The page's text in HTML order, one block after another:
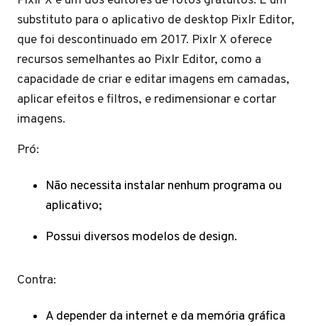
substituto para o aplicativo de desktop Pixlr Editor,
que foi descontinuado em 2017. Pixlr X oferece
recursos semelhantes ao Pixlr Editor, como a
capacidade de criar e editar imagens em camadas,
aplicar efeitos e filtros, e redimensionar e cortar
imagens.
Pró:
Não necessita instalar nenhum programa ou
aplicativo;
Possui diversos modelos de design.
Contra:
A depender da internet e da memória gráfica